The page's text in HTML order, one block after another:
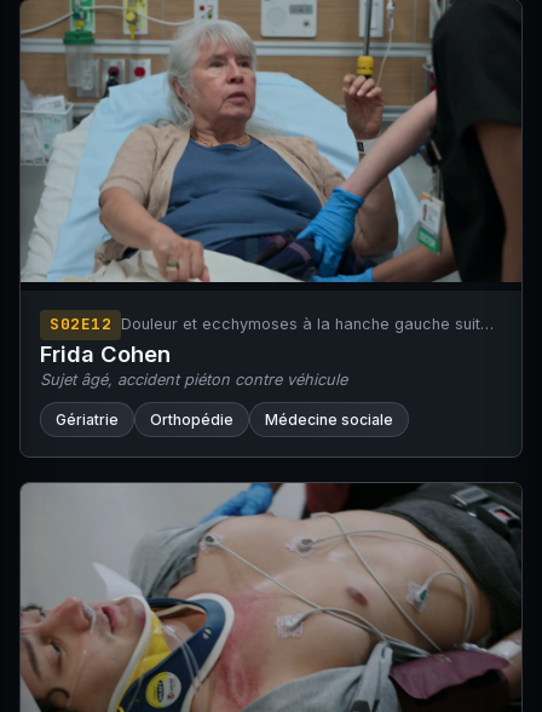
S02E12
Douleur et ecchymoses à la hanche gauche suite
à un accident piéton contre véhicule à faible
cinétique (mécanisme assimilable à une chute de
Frida Cohen
Sujet âgé, accident piéton contre véhicule
Gériatrie Orthopédie Médecine sociale